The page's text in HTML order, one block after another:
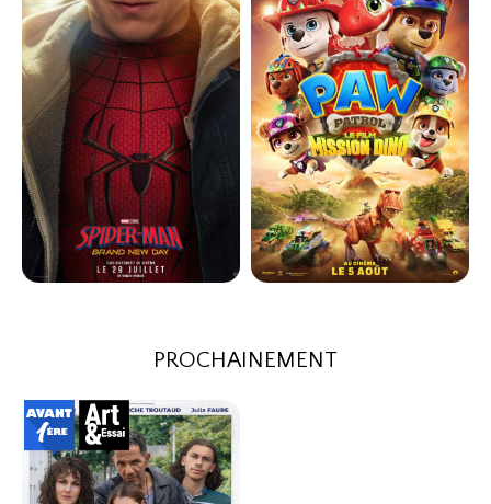
Horaires et Infos
Bande-annonce
Réservation
Action
71
VF
Horaires et Infos
Bande-annonce
Réservation
Comédie
VF
Réservation
Action
VOST
71
VF
3D
Horaires et Infos
PROCHAINEMENT